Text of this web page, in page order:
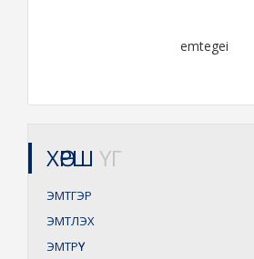
emtegei
ХӨРШ ҮГ
ЭМТГЭР
ЭМТЛЭХ
ЭМТРҮҮ